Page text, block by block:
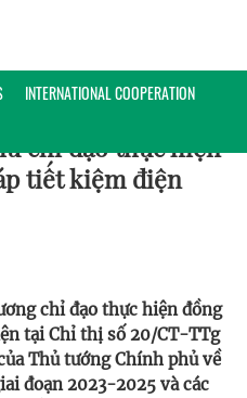
INTERNATIONAL COOPERATION
SÁCH
chỉ đạo thực hiện
tiết kiệm điện
chỉ đạo thực hiện đồng
tại Chỉ thị số 20/CT-TTg
Thủ tướng Chính phủ về
đoạn 2023-2025 và các